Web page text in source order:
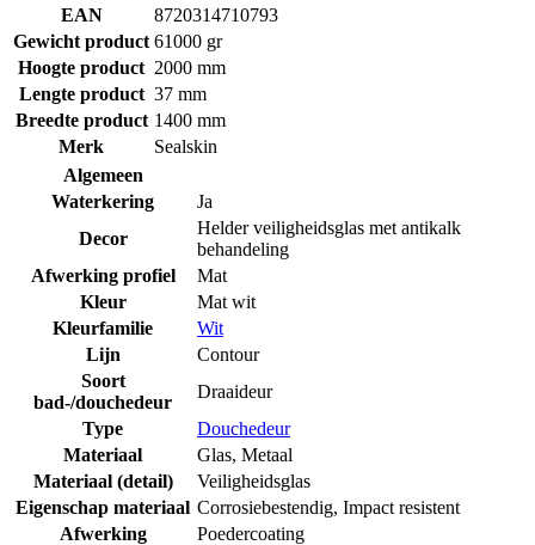
EAN
8720314710793
Gewicht product 61000 gr
Hoogte product 2000 mm
Lengte product 37 mm
Breedte product 1400 mm
Merk
Sealskin
Algemeen
Waterkering
Ja
Decor
Helder veiligheidsglas met antikalk
behandeling
Afwerking profiel
Mat
Kleur
Mat wit
Kleurfamilie
Wit
Lijn
Contour
Soort
bad-/douchedeur
Draaideur
Type
Douchedeur
Materiaal
Glas, Metaal
Materiaal (detail)
Veiligheidsglas
Eigenschap materiaal Corrosiebestendig, Impact resistent
Afwerking
Poedercoating